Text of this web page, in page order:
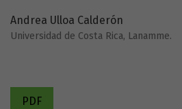
Andrea Ulloa Calderón
Universidad de Costa Rica, Lanamme.
PDF